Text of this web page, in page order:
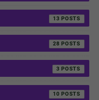
13
28
3
10